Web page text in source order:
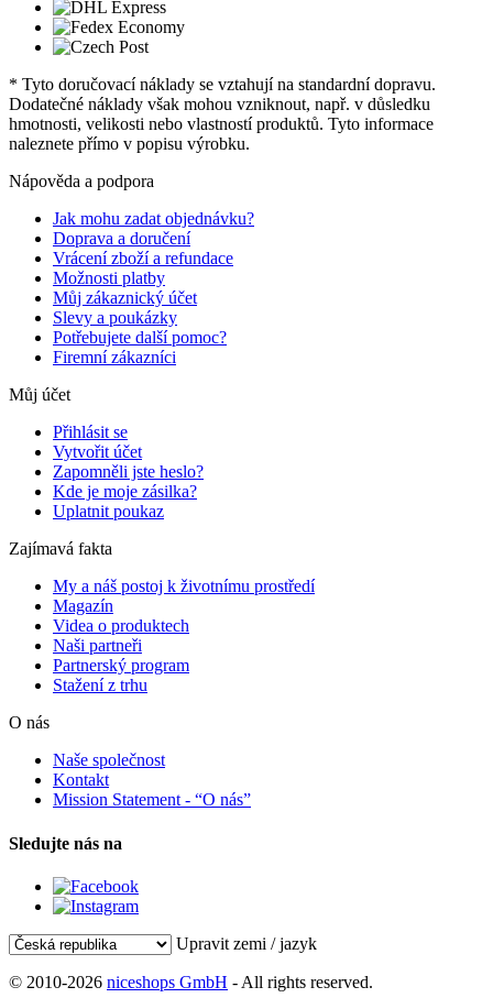
* Tyto doručovací náklady se vztahují na standardní dopravu.
Dodatečné náklady však mohou vzniknout, např. v důsledku
hmotnosti, velikosti nebo vlastností produktů. Tyto informace
naleznete přímo v popisu výrobku.
Nápověda a podpora
Jak mohu zadat objednávku?
Doprava a doručení
Vrácení zboží a refundace
Možnosti platby
Můj zákaznický účet
Slevy a poukázky
Potřebujete další pomoc?
Firemní zákazníci
Můj účet
Přihlásit se
Vytvořit účet
Zapomněli jste heslo?
Kde je moje zásilka?
Uplatnit poukaz
Zajímavá fakta
My a náš postoj k životnímu prostředí
Magazín
Videa o produktech
Naši partneři
Partnerský program
Stažení z trhu
O nás
Naše společnost
Kontakt
Mission Statement - “O nás”
Sledujte nás na
Upravit zemi / jazyk
© 2010-2026 niceshops GmbH - All rights reserved.